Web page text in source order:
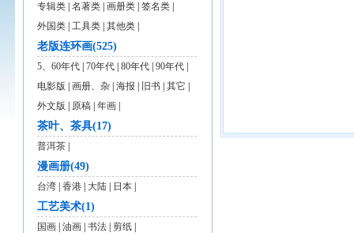
专辑类 名著类 画册类 签名类
外国类 工具类 其他类
老版连环画(525)
5、60年代 70年代 80年代 90年代
电影版
画册、杂 海报 旧书 其它
外文版
原稿 年画
茶叶、茶具(17)
普洱茶
漫画册(49)
台湾 香港 大陆 日本
工艺美术(1)
国画 油画 书法 剪纸